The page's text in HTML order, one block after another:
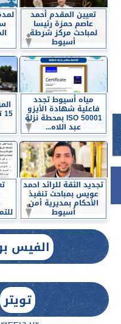
تعيين المقدم أحمد
عاصم حمزة رئيسا
لمباحث مركز شرطة
أسيوط
مياه أسيوط تجدد
فاعلية شهادة الأيزو
ISO 50001 بمحطة نزلة
عبد اللاه...
تجديد الثقة للرائد احمد
عويس بمباحث تنفيذ
الأحكام بمديرية أمن
أسيوط
الفيس
تويتر